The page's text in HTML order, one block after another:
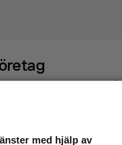
kontroll över din företagssida på
i ditt närområde. Helt
Svara på och hantera dina
med hjälp av